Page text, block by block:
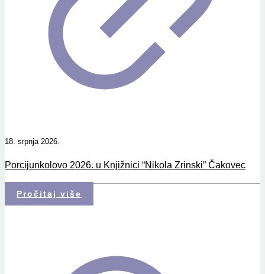
18. srpnja 2026.
Porcijunkolovo 2026. u Knjižnici “Nikola Zrinski” Čakovec
Pročitaj više